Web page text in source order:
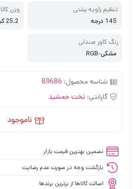
تنظیم زاویه پشتی
145 درجه
وزن کالا
25.2 کیلوگرم
رنگ کاور صندلی
مشکی-RGB
شناسه محصول: 89686
گارانتی: تخت جمشید
ناموجود
تضمین بهترین قیمت بازار
بازگشت وجه در صورت عدم رضایت
اصالت کالاها از برترین برندها